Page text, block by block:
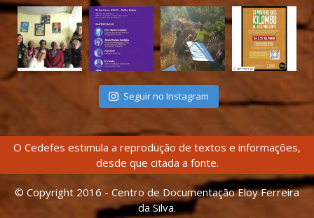
Seguir no Instagram
O Cedefes estimula a reprodução de textos e informações,
desde que citada a fonte.
© Copyright 2016 - Centro de Documentação Eloy Ferreira
da Silva.